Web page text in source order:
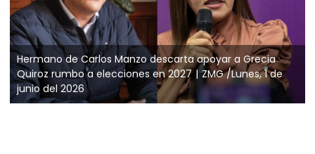
Hermano de Carlos Manzo descarta apoyar a Grecia
Quiroz rumbo a elecciones en 2027
ZMG /Lunes, 1 de
junio del 2026